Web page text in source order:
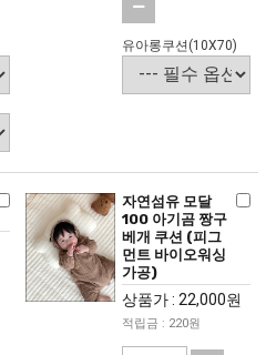
유아롱쿠션(10X70)
자연섬유 모달
100 아기곰 짱구
베개 쿠션 (피그
먼트 바이오워싱
가공)
상품가 : 22,000원
적립금 : 220원